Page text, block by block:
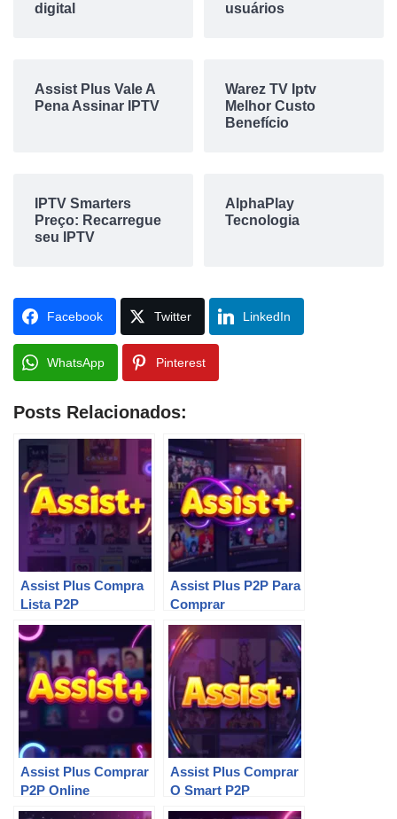
digital
usuários
Assist Plus Vale A
Pena Assinar IPTV
Warez TV Iptv
Melhor Custo
Benefício
IPTV Smarters
Preço: Recarregue
seu IPTV
AlphaPlay
Tecnologia
Facebook Twitter LinkedIn
WhatsApp Pinterest
Posts Relacionados:
Assist Plus Compra
Lista P2P
Assist Plus P2P Para
Comprar
Assist Plus Comprar
P2P Online
Assist Plus Comprar
O Smart P2P